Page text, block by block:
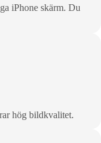
iPhone skärm. Du
hög bildkvalitet.